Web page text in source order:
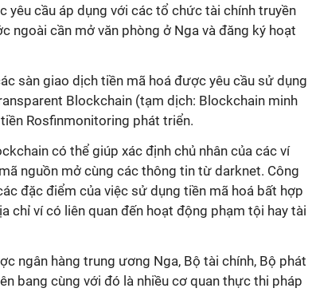
yêu cầu áp dụng với các tổ chức tài chính truyền
ngoài cần mở văn phòng ở Nga và đăng ký hoạt
sàn giao dịch tiền mã hoá được yêu cầu sử dụng
Blockchain (tạm dịch: Blockchain minh
Rosfinmonitoring phát triển.
có thể giúp xác định chủ nhân của các ví
nguồn mở cùng các thông tin từ darknet. Công
đặc điểm của việc sử dụng tiền mã hoá bất hợp
chỉ ví có liên quan đến hoạt động phạm tội hay tài
ngân hàng trung ương Nga, Bộ tài chính, Bộ phát
bang cùng với đó là nhiều cơ quan thực thi pháp